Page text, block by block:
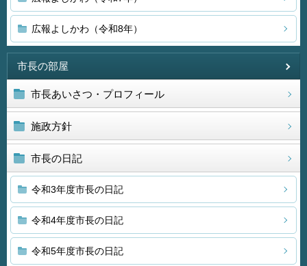
広報よしかわ（令和8年）
市長の部屋
市長あいさつ・プロフィール
施政方針
市長の日記
令和3年度市長の日記
令和4年度市長の日記
令和5年度市長の日記